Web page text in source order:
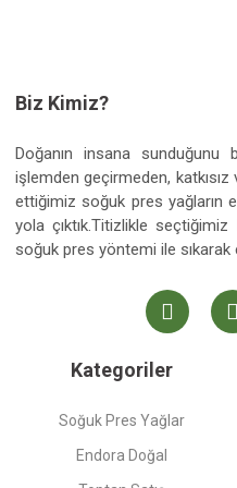
Biz Kimiz?
Doğanın insana sunduğunu
işlemden geçirmeden,
ettiğimiz soğuk pres yağların
yola çıktık.Titizlikle
soğuk pres yöntemi ile
Kategoriler
Soğuk Pres Yağlar
Endora Doğal